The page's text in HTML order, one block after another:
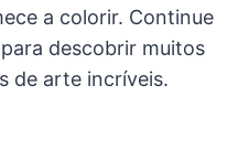
a colorir. Continue
descobrir muitos
de arte incríveis.